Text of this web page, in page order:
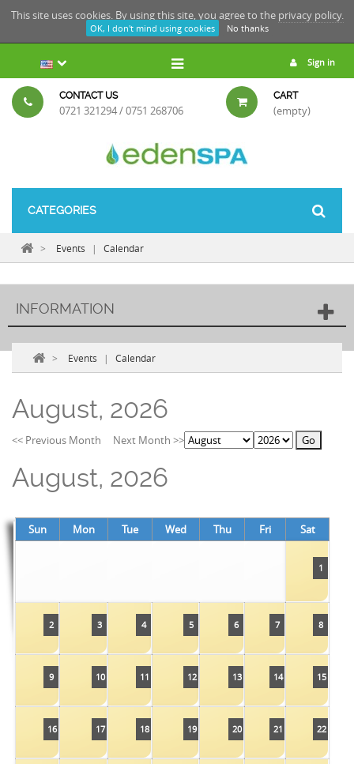
This site uses cookies. By using this site, you agree to the privacy policy.
OK, I don't mind using cookies No thanks
Sign in
CONTACT US
0721 321294 / 0751 268706
CART
(empty)
CATEGORIES
> Events | Calendar
INFORMATION
> Events | Calendar
August, 2026
<< Previous Month Next Month >>
August, 2026
Sun Mon Tue Wed Thu Fri Sat
1
2 3 4 5 6 7 8
9 10 11 12 13 14 15
16 17 18 19 20 21 22